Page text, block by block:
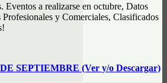
Eventos a realizarse en octubre, Datos
y Comerciales, Clasificados
SEPTIEMBRE (Ver y/o Descargar)